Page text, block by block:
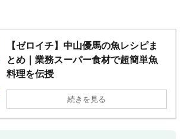
【ゼロイチ】中山優馬の魚レシピま
とめ｜業務スーパー食材で超簡単魚
料理を伝授
続きを見る